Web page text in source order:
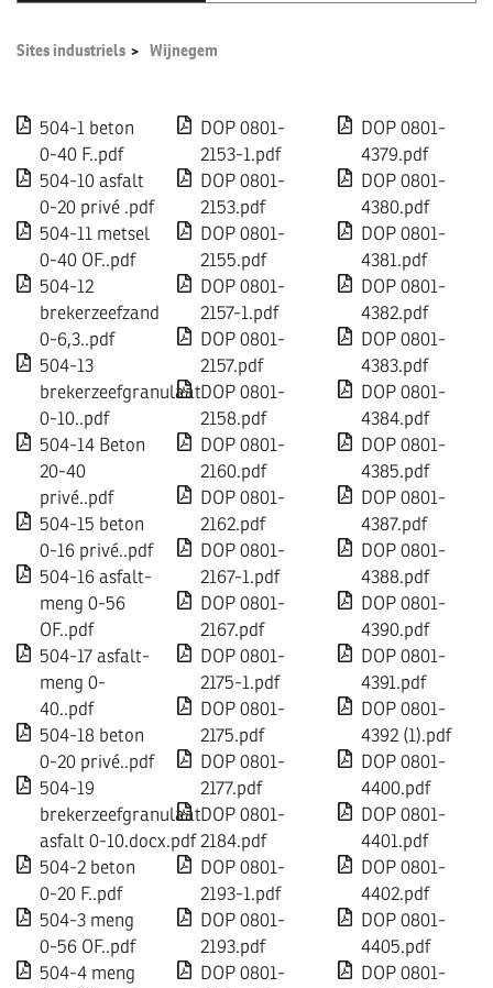
Sites industriels Wijnegem
504-1 beton
0-40 F..pdf
504-10 asfalt
0-20 privé .pdf
504-11 metsel
0-40 OF..pdf
504-12
brekerzeefzand
0-6,3..pdf
504-13
brekerzeefgranulaat
0-10..pdf
504-14 Beton
20-40
privé..pdf
504-15 beton
0-16 privé..pdf
504-16 asfalt-
meng 0-56
OF..pdf
504-17 asfalt-
meng 0-
40..pdf
504-18 beton
0-20 privé..pdf
504-19
brekerzeefgranulaat
asfalt 0-10.docx.pdf
504-2 beton
0-20 F..pdf
504-3 meng
0-56 OF..pdf
504-4 meng
DOP 0801-
2153-1.pdf
DOP 0801-
2153.pdf
DOP 0801-
2155.pdf
DOP 0801-
2157-1.pdf
DOP 0801-
2157.pdf
DOP 0801-
2158.pdf
DOP 0801-
2160.pdf
DOP 0801-
2162.pdf
DOP 0801-
2167-1.pdf
DOP 0801-
2167.pdf
DOP 0801-
2175-1.pdf
DOP 0801-
2175.pdf
DOP 0801-
2177.pdf
DOP 0801-
2184.pdf
DOP 0801-
2193-1.pdf
DOP 0801-
2193.pdf
DOP 0801-
DOP 0801-
4379.pdf
DOP 0801-
4380.pdf
DOP 0801-
4381.pdf
DOP 0801-
4382.pdf
DOP 0801-
4383.pdf
DOP 0801-
4384.pdf
DOP 0801-
4385.pdf
DOP 0801-
4387.pdf
DOP 0801-
4388.pdf
DOP 0801-
4390.pdf
DOP 0801-
4391.pdf
DOP 0801-
4392 (1).pdf
DOP 0801-
4400.pdf
DOP 0801-
4401.pdf
DOP 0801-
4402.pdf
DOP 0801-
4405.pdf
DOP 0801-